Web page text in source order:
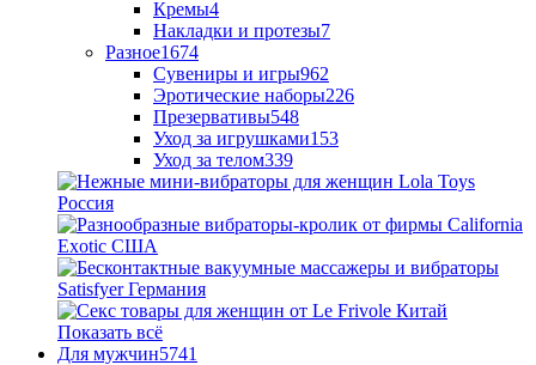
Кремы4
Накладки и протезы7
Разное1674
Сувениры и игры962
Эротические наборы226
Презервативы548
Уход за игрушками153
Уход за телом339
Показать всё
Для мужчин5741